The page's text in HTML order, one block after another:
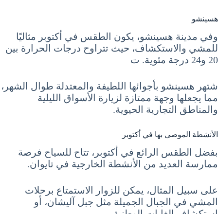
هسينشو
وفي مدينة هسينشو، يكون الطقس في أكتوبر مثاليًا
للمشي والاستكشاف، حيث تتراوح درجات الحرارة بين
20 و24 درجة مئوية. ت
شتهر هسينشو بأجوائها اللطيفة والمعتدلة طوال الشهر،
مما يجعلها وجهة ممتازة لزيارة الأسواق الليلية
والمناطق التجارية الحيوية.
الأنشطة الموصى بها في أكتوبر
بفضل الطقس الرائع في أكتوبر، تتاح للسياح فرصة
ممارسة العديد من الأنشطة الخارجية في تايوان.
على سبيل المثال، يمكن للزوار الاستمتاع برحلات
المشي في الجبال الجميلة مثل جبل آليشان، أو